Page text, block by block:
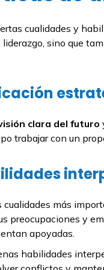
cualidades y
liderazgo, sino que
clara del futuro
trabajar con un
cualidades más
preocupaciones y
apoyadas.
habilidades